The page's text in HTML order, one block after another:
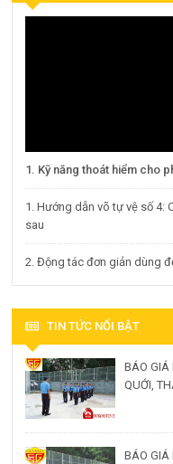
1. Kỹ năng thoát hiểm cho
1. Hướng dẫn võ tự vệ số 4:
sau
2. Động tác đơn giản dùng
TIN TỨC NỔI BẬT
BÁO GIÁ
QUỚI,
BÁO GIÁ